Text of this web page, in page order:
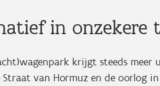
in onzekere
krijgt steeds meer
van Hormuz en de oorlog